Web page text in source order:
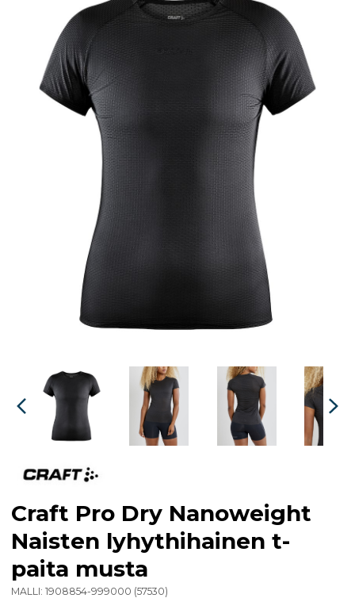
Craft Pro Dry Nanoweight
Naisten lyhythihainen t-
paita musta
MALLI: 1908854-999000 (57530)